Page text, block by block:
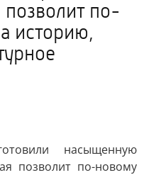
позволит по-
историю,
насыщенную
позволит по-новому